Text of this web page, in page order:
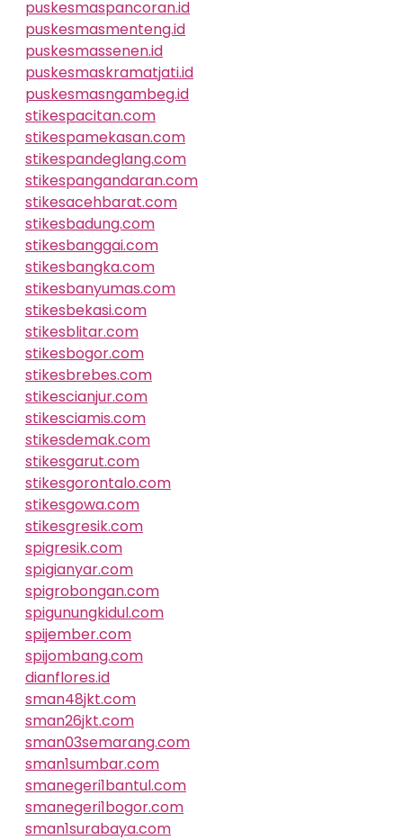
puskesmaspancoran.id
puskesmasmenteng.id
puskesmassenen.id
puskesmaskramatjati.id
puskesmasngambeg.id
stikespacitan.com
stikespamekasan.com
stikespandeglang.com
stikespangandaran.com
stikesacehbarat.com
stikesbadung.com
stikesbanggai.com
stikesbangka.com
stikesbanyumas.com
stikesbekasi.com
stikesblitar.com
stikesbogor.com
stikesbrebes.com
stikescianjur.com
stikesciamis.com
stikesdemak.com
stikesgarut.com
stikesgorontalo.com
stikesgowa.com
stikesgresik.com
spigresik.com
spigianyar.com
spigrobongan.com
spigunungkidul.com
spijember.com
spijombang.com
dianflores.id
sman48jkt.com
sman26jkt.com
sman03semarang.com
sman1sumbar.com
smanegeri1bantul.com
smanegeri1bogor.com
sman1surabaya.com